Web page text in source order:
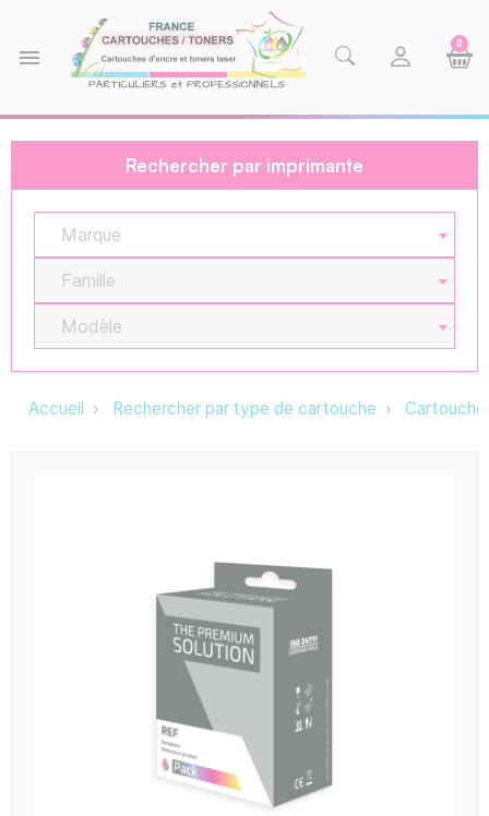
menu
0
Rechercher par imprimante
Marque
Famille
Modèle
Accueil Rechercher par type de cartouche